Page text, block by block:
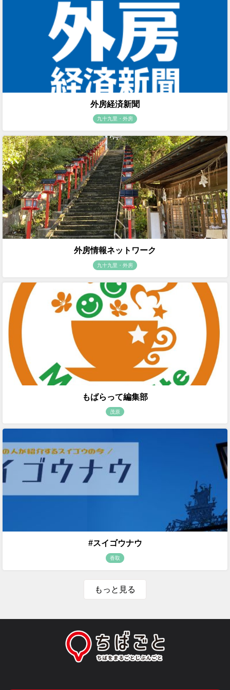
外房経済新聞
九十九里・外房
外房情報ネットワーク
九十九里・外房
もばらって編集部
茂原
#スイゴウナウ
香取
もっと見る